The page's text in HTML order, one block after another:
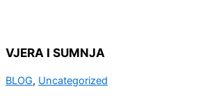
VJERA I SUMNJA
BLOG, Uncategorized